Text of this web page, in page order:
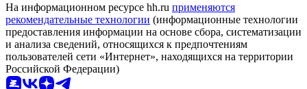
На информационном ресурсе hh.ru применяются
рекомендательные технологии (информационные технологии
предоставления информации на основе сбора, систематизации
и анализа сведений, относящихся к предпочтениям
пользователей сети «Интернет», находящихся на территории
Российской Федерации)